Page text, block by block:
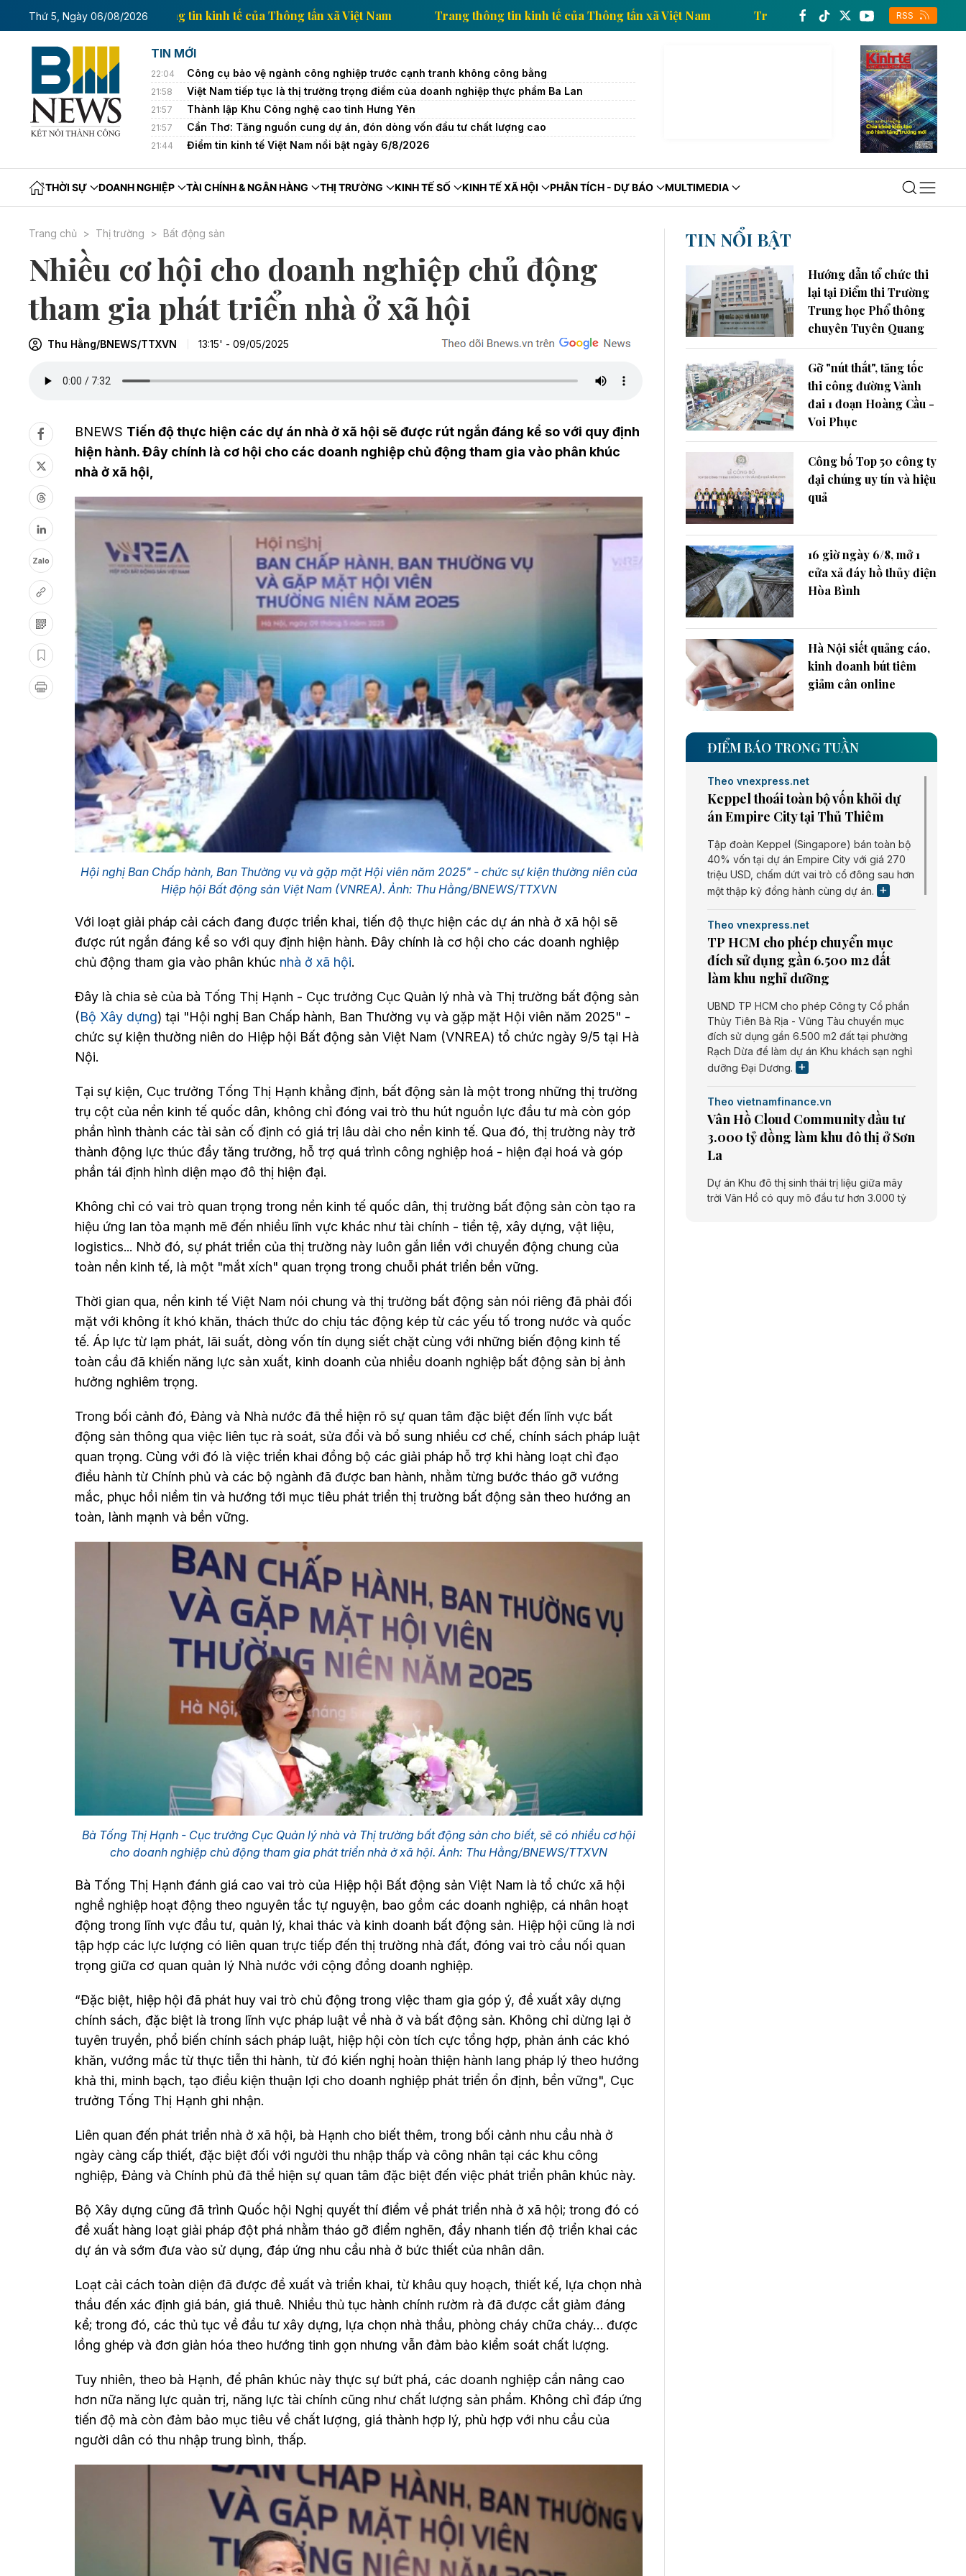
Thứ 5, Ngày 06/08/2026 Trang thông tin kinh tế của Thông tấn xã Việt Nam Trang thông tin kinh tế của Thông tấn xã Việt Nam Trang thông tin kinh tế
RSS
TIN MỚI
22:04 Công cụ bảo vệ ngành công nghiệp trước cạnh tranh không công bằng
21:58 Việt Nam tiếp tục là thị trường trọng điểm của doanh nghiệp thực phẩm Ba Lan
21:57 Thành lập Khu Công nghệ cao tỉnh Hưng Yên
21:57 Cần Thơ: Tăng nguồn cung dự án, đón dòng vốn đầu tư chất lượng cao
21:44 Điểm tin kinh tế Việt Nam nổi bật ngày 6/8/2026
THỜI SỰ DOANH NGHIỆP TÀI CHÍNH & NGÂN HÀNG THỊ TRƯỜNG KINH TẾ SỐ KINH TẾ XÃ HỘI PHÂN TÍCH - DỰ BÁO MULTIMEDIA
Trang chủ Thị trường Bất động sản
Nhiều cơ hội cho doanh nghiệp chủ động
tham gia phát triển nhà ở xã hội
Thu Hằng/BNEWS/TTXVN 13:15' - 09/05/2025
Zalo
BNEWS Tiến độ thực hiện các dự án nhà ở xã hội sẽ được rút ngắn đáng kể so với quy định
hiện hành. Đây chính là cơ hội cho các doanh nghiệp chủ động tham gia vào phân khúc
nhà ở xã hội,
Hội nghị Ban Chấp hành, Ban Thường vụ và gặp mặt Hội viên năm 2025" - chức sự kiện thường niên của
Hiệp hội Bất động sản Việt Nam (VNREA). Ảnh: Thu Hằng/BNEWS/TTXVN
Với loạt giải pháp cải cách đang được triển khai, tiến độ thực hiện các dự án nhà ở xã hội sẽ
được rút ngắn đáng kể so với quy định hiện hành. Đây chính là cơ hội cho các doanh nghiệp
chủ động tham gia vào phân khúc nhà ở xã hội.
Đây là chia sẻ của bà Tống Thị Hạnh - Cục trưởng Cục Quản lý nhà và Thị trường bất động sản
(Bộ Xây dựng) tại "Hội nghị Ban Chấp hành, Ban Thường vụ và gặp mặt Hội viên năm 2025" -
chức sự kiện thường niên do Hiệp hội Bất động sản Việt Nam (VNREA) tổ chức ngày 9/5 tại Hà
Nội.
Tại sự kiện, Cục trưởng Tống Thị Hạnh khẳng định, bất động sản là một trong những thị trường
trụ cột của nền kinh tế quốc dân, không chỉ đóng vai trò thu hút nguồn lực đầu tư mà còn góp
phần hình thành các tài sản cố định có giá trị lâu dài cho nền kinh tế. Qua đó, thị trường này trở
thành động lực thúc đẩy tăng trưởng, hỗ trợ quá trình công nghiệp hoá - hiện đại hoá và góp
phần tái định hình diện mạo đô thị hiện đại.
Không chỉ có vai trò quan trọng trong nền kinh tế quốc dân, thị trường bất động sản còn tạo ra
hiệu ứng lan tỏa mạnh mẽ đến nhiều lĩnh vực khác như tài chính - tiền tệ, xây dựng, vật liệu,
logistics... Nhờ đó, sự phát triển của thị trường này luôn gắn liền với chuyển động chung của
toàn nền kinh tế, là một "mắt xích" quan trọng trong chuỗi phát triển bền vững.
Thời gian qua, nền kinh tế Việt Nam nói chung và thị trường bất động sản nói riêng đã phải đối
mặt với không ít khó khăn, thách thức do chịu tác động kép từ các yếu tố trong nước và quốc
tế. Áp lực từ lạm phát, lãi suất, dòng vốn tín dụng siết chặt cùng với những biến động kinh tế
toàn cầu đã khiến năng lực sản xuất, kinh doanh của nhiều doanh nghiệp bất động sản bị ảnh
hưởng nghiêm trọng.
Trong bối cảnh đó, Đảng và Nhà nước đã thể hiện rõ sự quan tâm đặc biệt đến lĩnh vực bất
động sản thông qua việc liên tục rà soát, sửa đổi và bổ sung nhiều cơ chế, chính sách pháp luật
quan trọng. Cùng với đó là việc triển khai đồng bộ các giải pháp hỗ trợ khi hàng loạt chỉ đạo
điều hành từ Chính phủ và các bộ ngành đã được ban hành, nhằm từng bước tháo gỡ vướng
mắc, phục hồi niềm tin và hướng tới mục tiêu phát triển thị trường bất động sản theo hướng an
toàn, lành mạnh và bền vững.
Bà Tống Thị Hạnh - Cục trưởng Cục Quản lý nhà và Thị trường bất động sản cho biết, sẽ có nhiều cơ hội
cho doanh nghiệp chủ động tham gia phát triển nhà ở xã hội. Ảnh: Thu Hằng/BNEWS/TTXVN
Bà Tống Thị Hạnh đánh giá cao vai trò của Hiệp hội Bất động sản Việt Nam là tổ chức xã hội
nghề nghiệp hoạt động theo nguyên tắc tự nguyện, bao gồm các doanh nghiệp, cá nhân hoạt
động trong lĩnh vực đầu tư, quản lý, khai thác và kinh doanh bất động sản. Hiệp hội cũng là nơi
tập hợp các lực lượng có liên quan trực tiếp đến thị trường nhà đất, đóng vai trò cầu nối quan
trọng giữa cơ quan quản lý Nhà nước với cộng đồng doanh nghiệp.
“Đặc biệt, hiệp hội đã phát huy vai trò chủ động trong việc tham gia góp ý, đề xuất xây dựng
chính sách, đặc biệt là trong lĩnh vực pháp luật về nhà ở và bất động sản. Không chỉ dừng lại ở
tuyên truyền, phổ biến chính sách pháp luật, hiệp hội còn tích cực tổng hợp, phản ánh các khó
khăn, vướng mắc từ thực tiễn thi hành, từ đó kiến nghị hoàn thiện hành lang pháp lý theo hướng
khả thi, minh bạch, tạo điều kiện thuận lợi cho doanh nghiệp phát triển ổn định, bền vững", Cục
trưởng Tống Thị Hạnh ghi nhận.
Liên quan đến phát triển nhà ở xã hội, bà Hạnh cho biết thêm, trong bối cảnh nhu cầu nhà ở
ngày càng cấp thiết, đặc biệt đối với người thu nhập thấp và công nhân tại các khu công
nghiệp, Đảng và Chính phủ đã thể hiện sự quan tâm đặc biệt đến việc phát triển phân khúc này.
Bộ Xây dựng cũng đã trình Quốc hội Nghị quyết thí điểm về phát triển nhà ở xã hội; trong đó có
đề xuất hàng loạt giải pháp đột phá nhằm tháo gỡ điểm nghẽn, đẩy nhanh tiến độ triển khai các
dự án và sớm đưa vào sử dụng, đáp ứng nhu cầu nhà ở bức thiết của nhân dân.
Loạt cải cách toàn diện đã được đề xuất và triển khai, từ khâu quy hoạch, thiết kế, lựa chọn nhà
thầu đến xác định giá bán, giá thuê. Nhiều thủ tục hành chính rườm rà đã được cắt giảm đáng
kể; trong đó, các thủ tục về đầu tư xây dựng, lựa chọn nhà thầu, phòng cháy chữa cháy… được
lồng ghép và đơn giản hóa theo hướng tinh gọn nhưng vẫn đảm bảo kiểm soát chất lượng.
Tuy nhiên, theo bà Hạnh, để phân khúc này thực sự bứt phá, các doanh nghiệp cần nâng cao
hơn nữa năng lực quản trị, năng lực tài chính cũng như chất lượng sản phẩm. Không chỉ đáp ứng
tiến độ mà còn đảm bảo mục tiêu về chất lượng, giá thành hợp lý, phù hợp với nhu cầu của
người dân có thu nhập trung bình, thấp.
TIN NỔI BẬT
Hướng dẫn tổ chức thi
lại tại Điểm thi Trường
Trung học Phổ thông
chuyên Tuyên Quang
Gỡ "nút thắt", tăng tốc
thi công đường Vành
đai 1 đoạn Hoàng Cầu -
Voi Phục
Công bố Top 50 công ty
đại chúng uy tín và hiệu
quả
16 giờ ngày 6/8, mở 1
cửa xả đáy hồ thủy điện
Hòa Bình
Hà Nội siết quảng cáo,
kinh doanh bút tiêm
giảm cân online
ĐIỂM BÁO TRONG TUẦN
Theo vnexpress.net
Keppel thoái toàn bộ vốn khỏi dự
án Empire City tại Thủ Thiêm
Tập đoàn Keppel (Singapore) bán toàn bộ
40% vốn tại dự án Empire City với giá 270
triệu USD, chấm dứt vai trò cổ đông sau hơn
một thập kỷ đồng hành cùng dự án.
Theo vnexpress.net
TP HCM cho phép chuyển mục
đích sử dụng gần 6.500 m2 đất
làm khu nghỉ dưỡng
UBND TP HCM cho phép Công ty Cổ phần
Thủy Tiên Bà Rịa - Vũng Tàu chuyển mục
đích sử dụng gần 6.500 m2 đất tại phường
Rạch Dừa để làm dự án Khu khách sạn nghỉ
dưỡng Đại Dương.
Theo vietnamfinance.vn
Vân Hồ Cloud Community đầu tư
3.000 tỷ đồng làm khu đô thị ở Sơn
La
Dự án Khu đô thị sinh thái trị liệu giữa mây
trời Vân Hồ có quy mô đầu tư hơn 3.000 tỷ